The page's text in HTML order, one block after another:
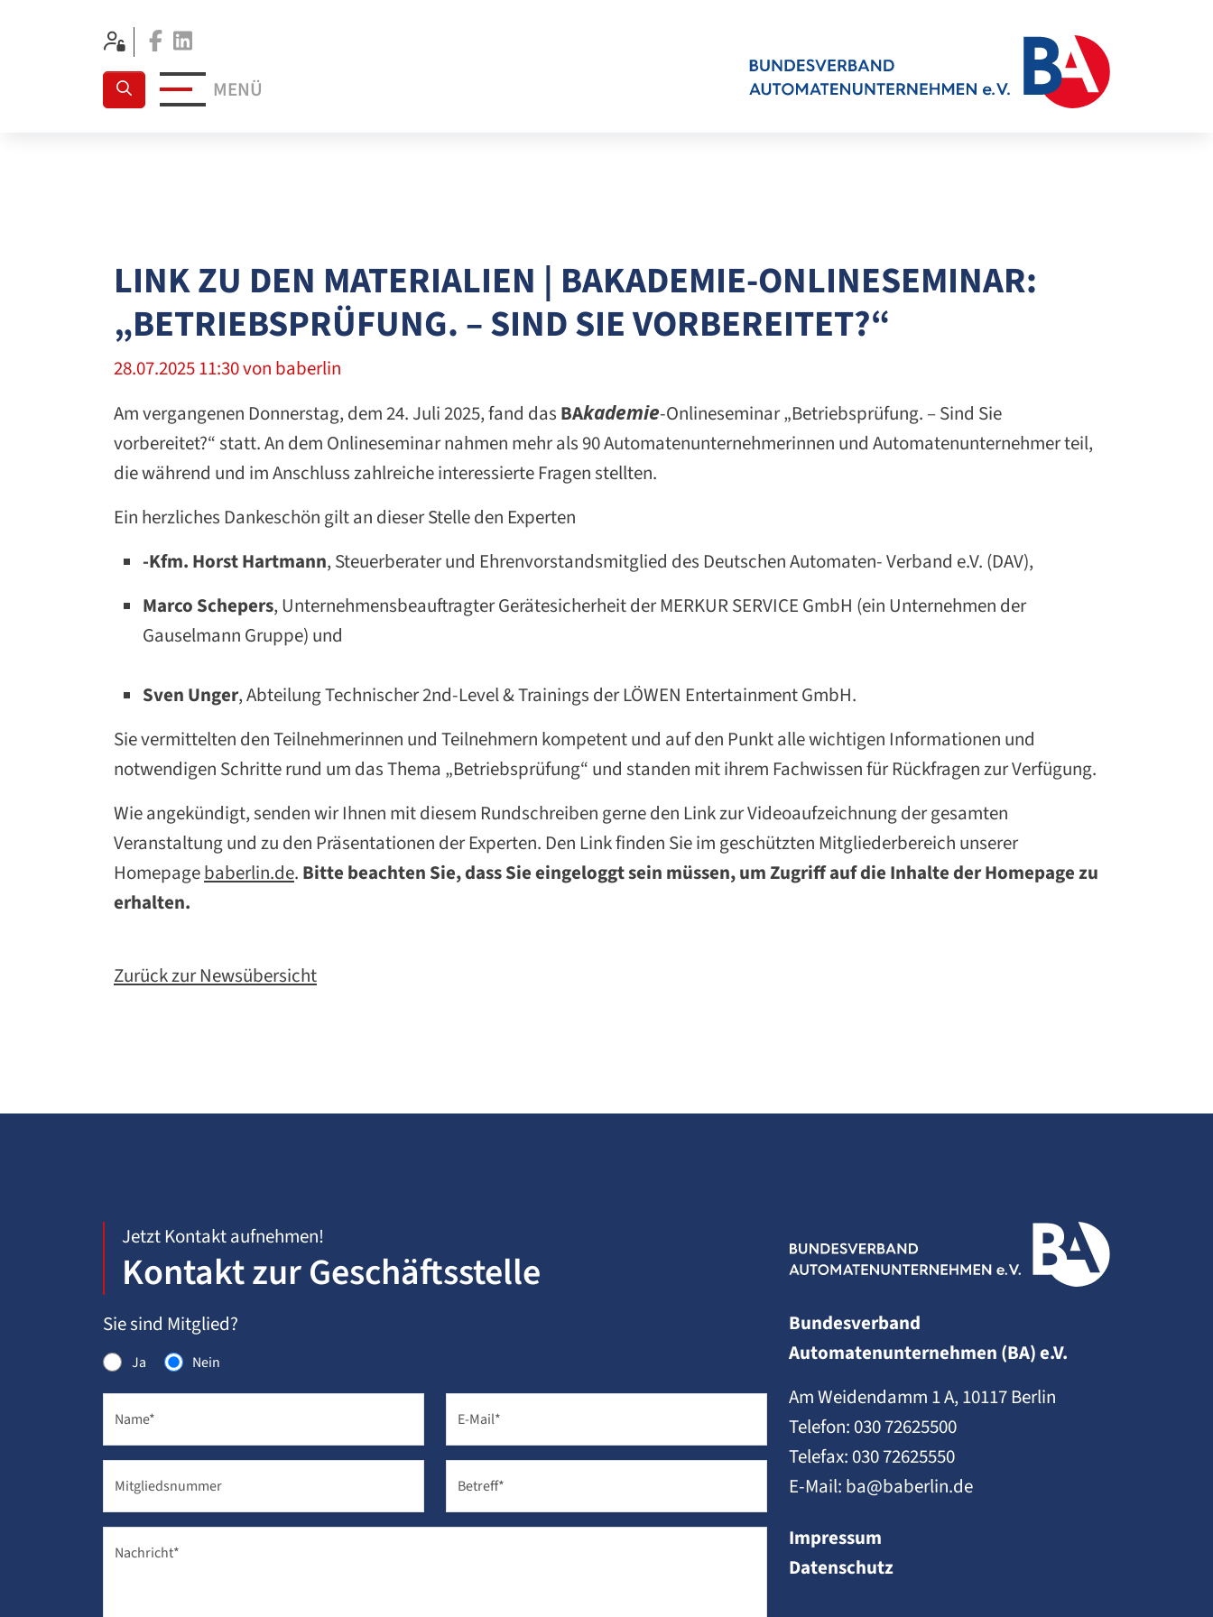
Facebook
MENÜ
LINK ZU DEN MATERIALIEN | BAKADEMIE-ONLINESEMINAR:
„BETRIEBSPRÜFUNG. – SIND SIE VORBEREITET?“
28.07.2025 11:30von baberlin
Am vergangenen Donnerstag, dem 24. Juli 2025, fand das BAkademie-Onlineseminar „Betriebsprüfung. – Sind Sie
vorbereitet?“ statt. An dem Onlineseminar nahmen mehr als 90 Automatenunternehmerinnen und Automatenunternehmer teil,
die während und im Anschluss zahlreiche interessierte Fragen stellten.
Ein herzliches Dankeschön gilt an dieser Stelle den Experten
-Kfm. Horst Hartmann, Steuerberater und Ehrenvorstandsmitglied des Deutschen Automaten- Verband e.V. (DAV),
Marco Schepers, Unternehmensbeauftragter Gerätesicherheit der MERKUR SERVICE GmbH (ein Unternehmen der
Gauselmann Gruppe) und
Sven Unger, Abteilung Technischer 2nd-Level & Trainings der LÖWEN Entertainment GmbH.
Sie vermittelten den Teilnehmerinnen und Teilnehmern kompetent und auf den Punkt alle wichtigen Informationen und
notwendigen Schritte rund um das Thema „Betriebsprüfung“ und standen mit ihrem Fachwissen für Rückfragen zur Verfügung.
Wie angekündigt, senden wir Ihnen mit diesem Rundschreiben gerne den Link zur Videoaufzeichnung der gesamten
Veranstaltung und zu den Präsentationen der Experten. Den Link finden Sie im geschützten Mitgliederbereich unserer
Homepagebaberlin.de. Bitte beachten Sie, dass Sie eingeloggt sein müssen, um Zugriff auf die Inhalte der Homepage zu
erhalten.
Zurück zur Newsübersicht
Jetzt Kontakt aufnehmen!
Kontakt zur Geschäftsstelle
Sie sind Mitglied?
Ja Nein
Name* E-Mail*
Mitgliedsnummer Betreff*
Nachricht*
Bundesverband
Automatenunternehmen (BA) e.V.
Am Weidendamm 1 A, 10117 Berlin
Telefon: 030 72625500
Telefax: 030 72625550
E-Mail: ba@baberlin.de
Impressum
Datenschutz